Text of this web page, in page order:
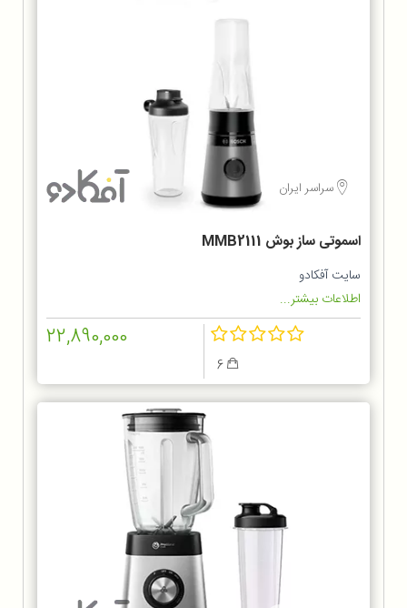
سراسر ایران
اسموتی ساز بوش MMB2111
سایت آفکادو
اطلاعات بیشتر...
22,890,000